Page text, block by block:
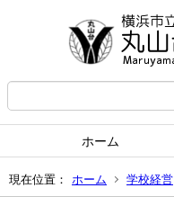
ホーム
現在位置： ホーム 学校経営